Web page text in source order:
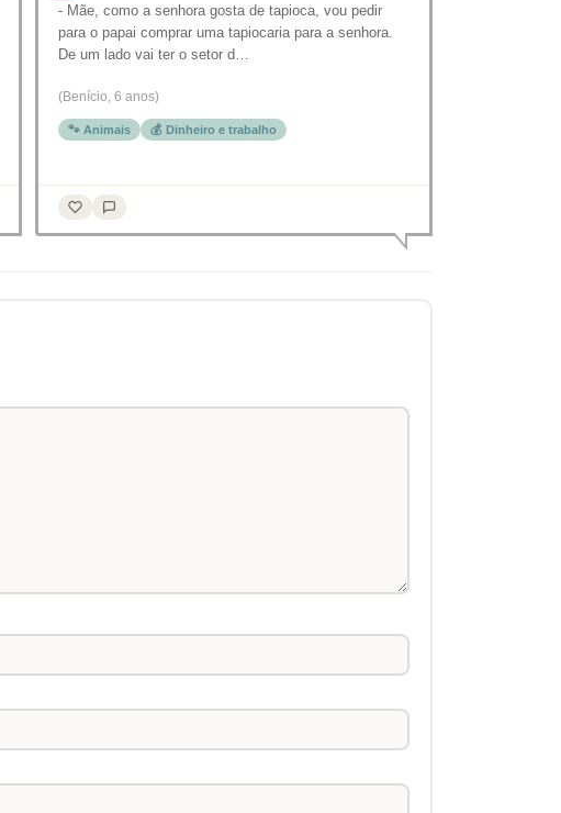
- Mãe, como a senhora gosta de tapioca, vou pedir
para o papai comprar uma tapiocaria para a senhora.
De um lado vai ter o setor d…
(Benício, 6 anos)
🐾 Animais 💰 Dinheiro e trabalho